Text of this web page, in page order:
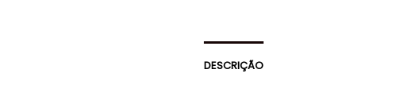
DESCRIÇÃO